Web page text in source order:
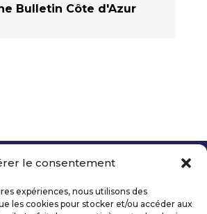
le consentement
expériences, nous utilisons des
les cookies pour stocker et/ou accéder aux
Bulletin Côte d'Azur